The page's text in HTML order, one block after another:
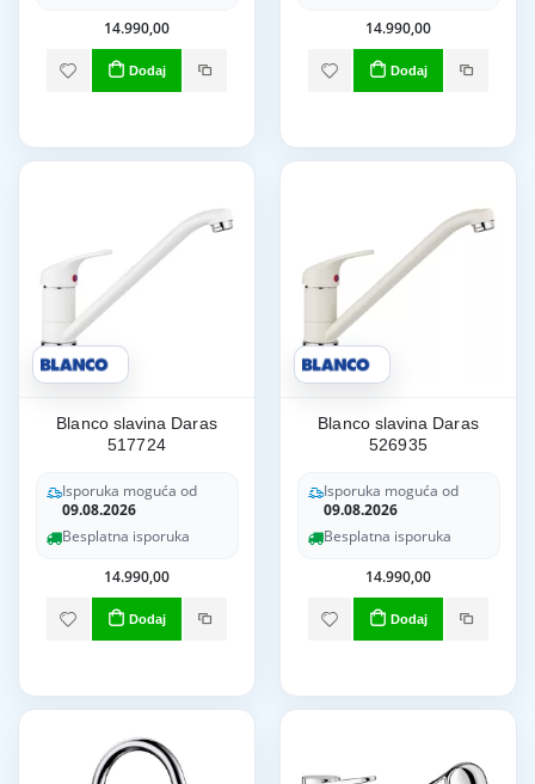
14.990,00
Dodaj
14.990,00
Dodaj
Blanco slavina Daras
517724
Isporuka moguća od
09.08.2026
Besplatna isporuka
14.990,00
Dodaj
Blanco slavina Daras
526935
Isporuka moguća od
09.08.2026
Besplatna isporuka
14.990,00
Dodaj